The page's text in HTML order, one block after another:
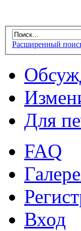
Расширенный
Для
FAQ
Вход